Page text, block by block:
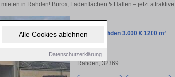
Alle Cookies ablehnen
Datenschutzerklärung
in Rahden! Büros, Ladenflächen & Hallen – jetzt attraktive
Halle in Rahden 3.000 € 1200 m²
Rahden, 32369